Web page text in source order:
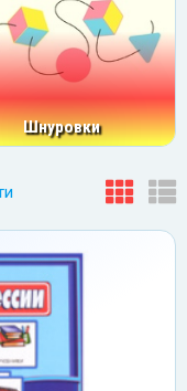
Шнуровки